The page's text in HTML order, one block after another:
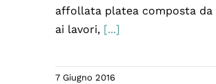
affollata platea composta da
ai lavori, [...]
7 Giugno 2016